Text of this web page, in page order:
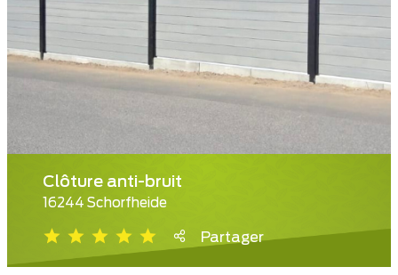
Clôture anti-bruit
16244 Schorfheide
Partager